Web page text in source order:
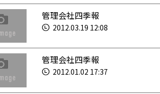
管理会社四季報
2012.03.19 12:08
管理会社四季報
2012.01.02 17:37